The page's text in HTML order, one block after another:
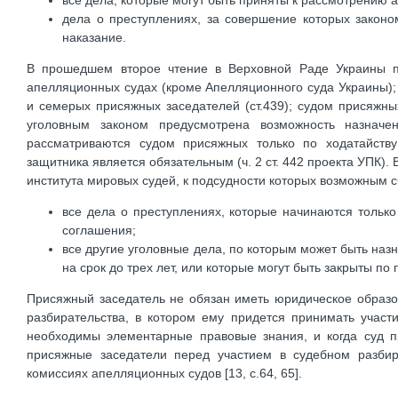
дела о преступлениях, за совершение которых
наказание.
В прошедшем второе чтение в Верховной Раде Украины
апелляционных судах (кроме Апелляционного суда
и семерых присяжных заседателей (ст.439); судом
уголовным законом предусмотрена возможность
рассматриваются судом присяжных только по
защитника является обязательным (ч. 2 ст. 442 проекта
института мировых судей, к подсудности которых возможным
все дела о преступлениях, которые начинаются
соглашения;
все другие уголовные дела, по которым может быть
на срок до трех лет, или которые могут быть закрыты
Присяжный заседатель не обязан иметь юридическое
разбирательства, в котором ему придется принимать
необходимы элементарные правовые знания, и когда суд
присяжные заседатели перед участием в судебном
комиссиях апелляционных судов [13, с.64, 65].